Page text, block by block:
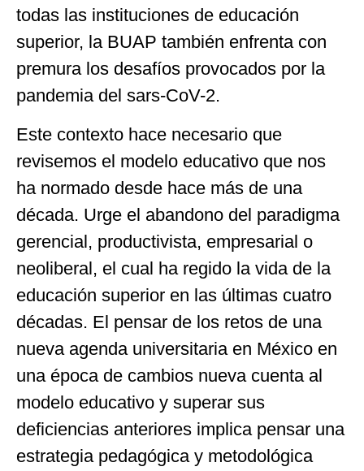
todas las instituciones de educación
superior, la BUAP también enfrenta con
premura los desafíos provocados por la
pandemia del sars-CoV-2.
Este contexto hace necesario que
revisemos el modelo educativo que nos
ha normado desde hace más de una
década. Urge el abandono del paradigma
gerencial, productivista, empresarial o
neoliberal, el cual ha regido la vida de la
educación superior en las últimas cuatro
décadas. El pensar de los retos de una
nueva agenda universitaria en México en
una época de cambios nueva cuenta al
modelo educativo y superar sus
deficiencias anteriores implica pensar una
estrategia pedagógica y metodológica